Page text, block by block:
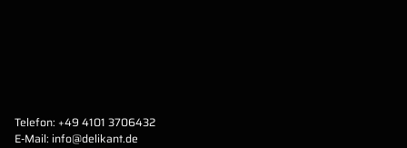
Telefon: +49 4101 3706432
E-Mail: info@delikant.de